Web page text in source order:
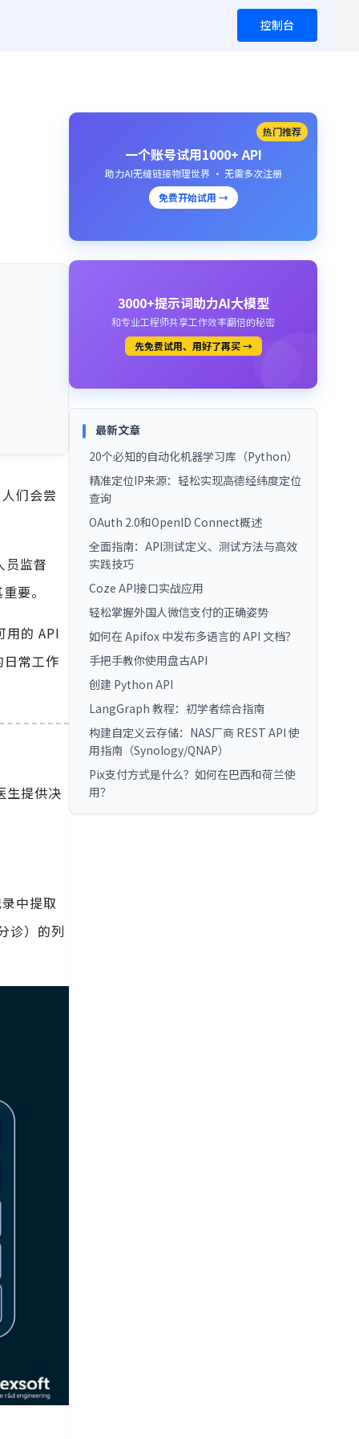
控制台
们会尝
员监督
要。
用的 API
常工作
生提供决
中提取
诊）的列
热门推荐
一个账号试用1000+ API
助力AI无缝链接物理世界 · 无需多次注册
免费开始试用 →
3000+提示词助力AI大模型
和专业工程师共享工作效率翻倍的秘密
先免费试用、用好了再买 →
最新文章
20个必知的自动化机器学习库（Python）
精准定位IP来源：轻松实现高德经纬度定位
查询
OAuth 2.0和OpenID Connect概述
全面指南：API测试定义、测试方法与高效
实践技巧
Coze API接口实战应用
轻松掌握外国人微信支付的正确姿势
如何在 Apifox 中发布多语言的 API 文档？
手把手教你使用盘古API
创建 Python API
LangGraph 教程：初学者综合指南
构建自定义云存储：NAS厂商 REST API 使
用指南（Synology/QNAP）
Pix支付方式是什么？如何在巴西和荷兰使
用？